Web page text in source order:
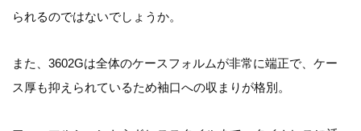
られるのではないでしょうか。
また、3602Gは全体のケースフォルムが非常に端正で、ケー
ス厚も抑えられているため袖口への収まりが格別。